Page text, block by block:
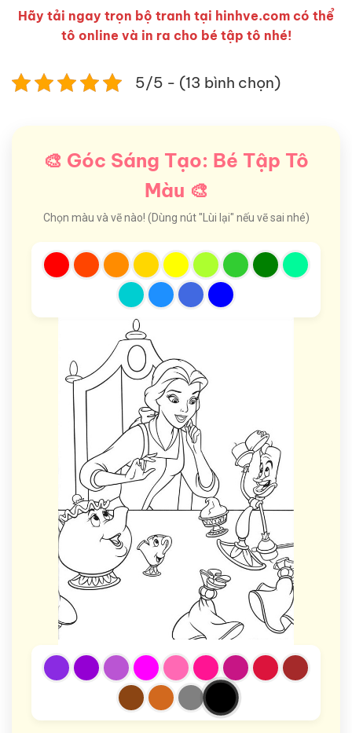
Hãy tải ngay trọn bộ tranh tại hinhve.com có thể
tô online và in ra cho bé tập tô nhé!
5/5 - (13 bình chọn)
🎨 Góc Sáng Tạo: Bé Tập Tô
Màu 🎨
Chọn màu và vẽ nào! (Dùng nút "Lùi lại" nếu vẽ sai nhé)